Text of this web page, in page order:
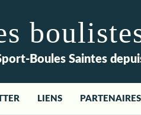
Boules Saintes
LIENS PARTENAIRES